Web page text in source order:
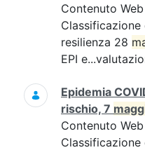
Contenuto Web
resilienza 28
EPI
Epidemia
rischio, 7
Contenuto Web